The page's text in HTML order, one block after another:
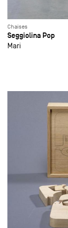
Chaises
Seggiolina Pop
Mari